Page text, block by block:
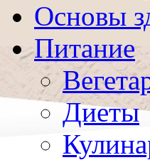
Основы
Питание
Диеты